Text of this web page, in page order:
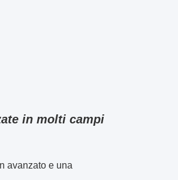
in molti campi
avanzato e una